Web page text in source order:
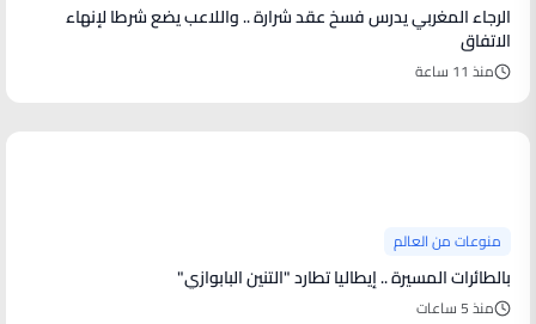
الرجاء المغربي يدرس فسخ عقد شرارة .. واللاعب يضع شرطا لإنهاء
الاتفاق
منذ 11 ساعة
منوعات من العالم
بالطائرات المسيرة .. إيطاليا تطارد "التنين البابوازي"
منذ 5 ساعات